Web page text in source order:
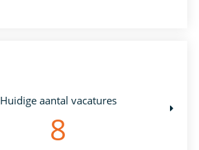
Huidige aantal vacatures
8